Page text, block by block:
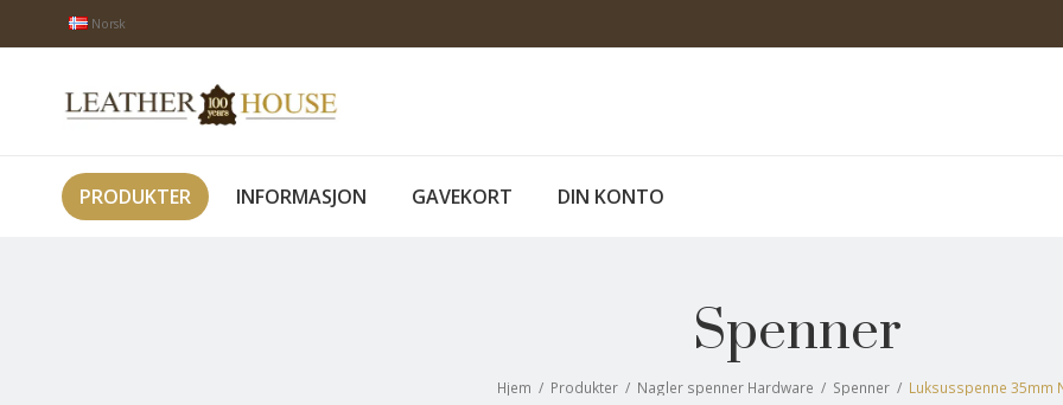
Norsk
PRODUKTER INFORMASJON GAVEKORT DIN KONTO
Spenner
Hjem / Produkter / Nagler spenner Hardware / Spenner / Luksusspenne 35mm